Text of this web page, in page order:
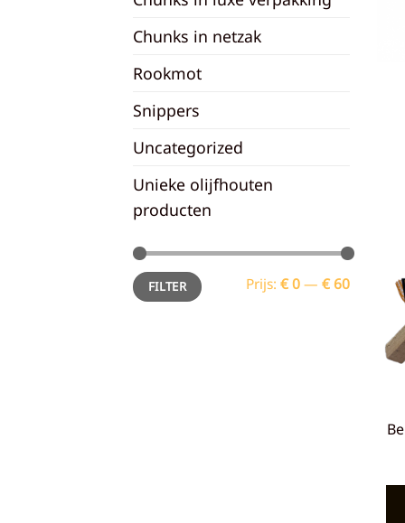
Chunks in netzak
Rookmot
Snippers
Uncategorized
Unieke olijfhouten
producten
Min.
prijs
Max.
prijsFILTER Prijs: € 0— € 60